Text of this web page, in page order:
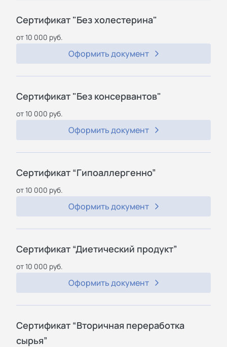
Сертификат "Без холестерина"
от 10 000 руб.
Оформить документ
Сертификат "Без консервантов"
от 10 000 руб.
Оформить документ
Сертификат “Гипоаллергенно”
от 10 000 руб.
Оформить документ
Сертификат “Диетический продукт”
от 10 000 руб.
Оформить документ
Сертификат “Вторичная переработка
сырья”